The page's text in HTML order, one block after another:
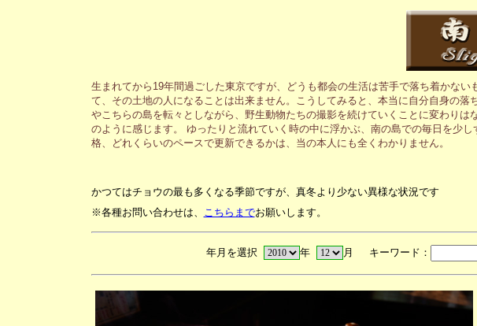
生まれてから19年間過ごした東京ですが、どうも都会の生活は苦手で落ち着かな
て、その土地の人になることは出来ません。こうしてみると、本当に自分自身の
やこちらの島を転々としながら、野生動物たちの撮影を続けていくことに変わり
のように感じます。 ゆったりと流れていく時の中に浮かぶ、南の島での毎日を少
格、どれくらいのペースで更新できるかは、当の本人にも全くわかりません。
かつてはチョウの最も多くなる季節ですが、真冬より少ない異様な状況です
※各種お問い合わせは、 こちらまでお願いします。
年月を選択 年 月 キーワード：